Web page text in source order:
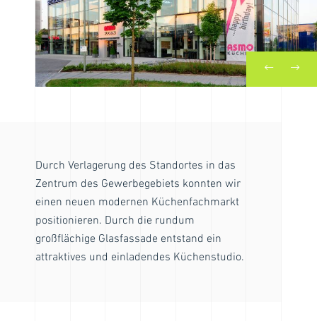
Durch Verlagerung des Standortes in das
Zentrum des Gewerbegebiets konnten wir
einen neuen modernen Küchenfachmarkt
positionieren. Durch die rundum
großflächige Glasfassade entstand ein
attraktives und einladendes Küchenstudio.